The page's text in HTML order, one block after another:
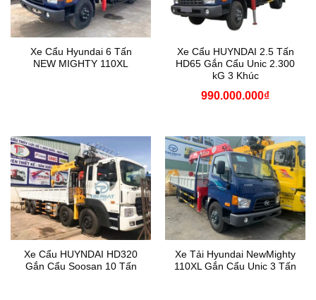
Xe Cẩu Hyundai 6 Tấn
NEW MIGHTY 110XL
Xe Cẩu HUYNDAI 2.5 Tấn
HD65 Gắn Cẩu Unic 2.300
kG 3 Khúc
990.000.000₫
Xe Cẩu HUYNDAI HD320
Gắn Cẩu Soosan 10 Tấn
Xe Tải Hyundai NewMighty
110XL Gắn Cẩu Unic 3 Tấn